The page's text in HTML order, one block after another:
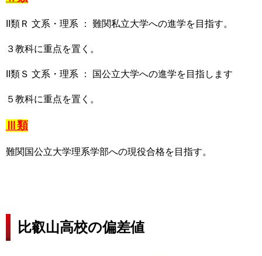
II類Ｒ 文系・理系 ： 難関私立大学への進学を目指す。
３教科に重点を置く。
II類Ｓ 文系・理系 ： 国公立大学への進学を目指します
５教科に重点を置く。
Ⅲ類
難関国公立大学理系学部への現役合格を目指す。
比叡山高校の偏差値